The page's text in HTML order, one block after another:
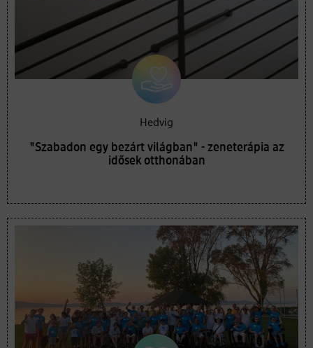
Hedvig
"Szabadon egy bezárt világban" - zeneterápia az
idősek otthonában